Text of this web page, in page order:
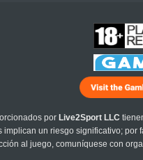
por Live2Sport LLC
un riesgo significativo; por
al juego, comuníquese con